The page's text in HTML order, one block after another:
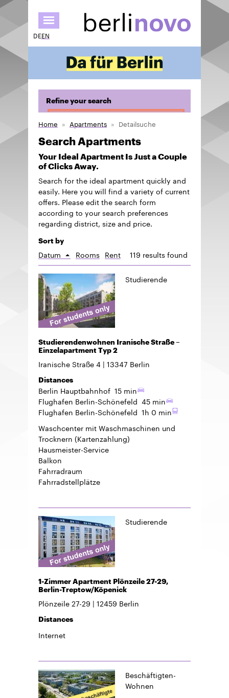
to
main
DEEN
Refine your search
Home Apartments Detailsuche
Search Apartments
Your Ideal Apartment Is Just a Couple
of Clicks Away.
Search for the ideal apartment quickly and
easily. Here you will find a variety of current
offers. Please edit the search form
according to your search preferences
regarding district, size and price.
Sort by
Datum Sort
ascending
Rooms Rent 119 results found
Studierende
Studierendenwohnen Iranische Straße –
Einzelapartment Typ 2
Iranische Straße 4 13347 Berlin
Distances
Berlin Hauptbahnhof 15 min
Flughafen Berlin-Schönefeld 45 min
Flughafen Berlin-Schönefeld 1h 0 min
Waschcenter mit Waschmaschinen und
Trocknern (Kartenzahlung)
Hausmeister-Service
Balkon
Fahrradraum
Fahrradstellplätze
Studierende
1-Zimmer Apartment Plönzeile 27-29,
Berlin-Treptow/Köpenick
Plönzeile 27-29 12459 Berlin
Distances
Internet
Beschäftigten-
Wohnen